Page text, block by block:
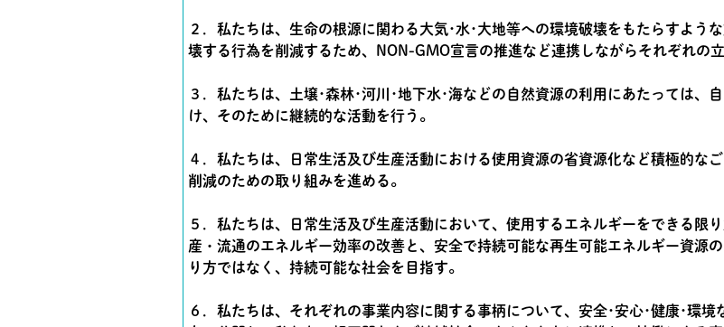
２．私たちは、生命の根源に関わる大気･水･大地等への環境破壊をもたらすよう
壊する行為を削減するため、NON-GMO宣言の推進など連携しながらそれぞれの
３．私たちは、土壌･森林･河川･地下水･海などの自然資源の利用にあたっては、
け、そのために継続的な活動を行う。
４．私たちは、日常生活及び生産活動における使用資源の省資源化など積極的な
削減のための取り組みを進める。
５．私たちは、日常生活及び生産活動において、使用するエネルギーをできる限
産・流通のエネルギー効率の改善と、安全で持続可能な再生可能エネルギー資源
り方ではなく、持続可能な社会を目指す。
６．私たちは、それぞれの事業内容に関する事柄について、安全･安心･健康･環